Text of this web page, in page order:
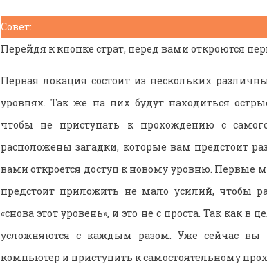
Совет:
Перейдя к кнопке страт, перед вами откроются
Первая локация состоит из нескольких
уровнях. Так же на них будут находиться
чтобы не приступать к прохождению с
расположены загадки, которые вам предстоит
вами откроется доступ к новому уровню.
предстоит приложить не мало усилий, чтобы
«снова этот уровень», и это не с проста. Так как
усложняются с каждым разом. Уже сейчас
компьютер и приступить к самостоятельному